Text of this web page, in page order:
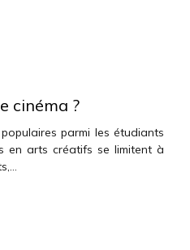
cinéma ?
parmi les étudiants
en arts créatifs se limitent à